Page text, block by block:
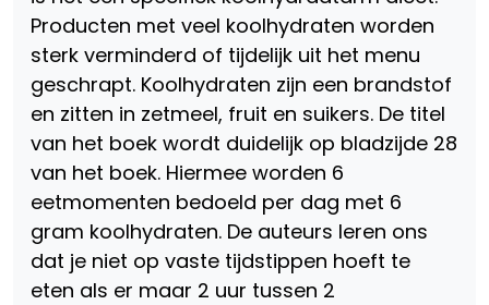
Producten met veel koolhydraten worden
sterk verminderd of tijdelijk uit het menu
geschrapt. Koolhydraten zijn een brandstof
en zitten in zetmeel, fruit en suikers. De titel
van het boek wordt duidelijk op bladzijde 28
van het boek. Hiermee worden 6
eetmomenten bedoeld per dag met 6
gram koolhydraten. De auteurs leren ons
dat je niet op vaste tijdstippen hoeft te
eten als er maar 2 uur tussen 2